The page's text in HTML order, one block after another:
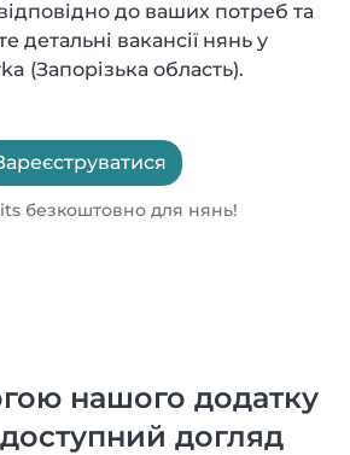
до ваших потреб та
детальні вакансії нянь у
(Запорізька область).
безкоштовно для нянь!
нашого додатку
догляд